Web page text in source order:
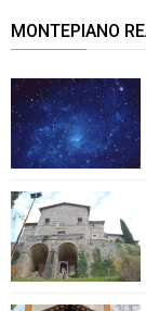
MONTEPIANO